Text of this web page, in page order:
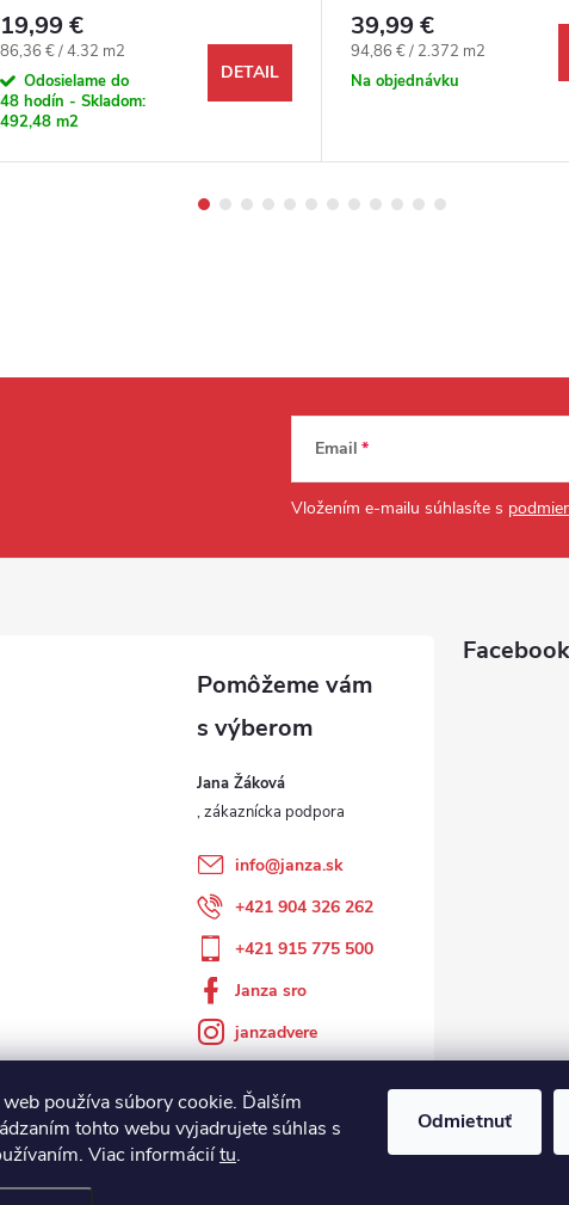
používa súbory cookie. Ďalším
tohto webu vyjadrujete súhlas s
Viac informáciítu.
Odmietnuť
19,99 €
Jednotková cena:
86,36 € / 4.32 m2
Odosielame do
48 hodín - Skladom:
492,48 m2
DETAIL
pieskový 4V
39,99 €
Jednotková cena:
94,86 € / 2.372 m2
Na objednávku
Email
Vložením e-mailu súhlasíte s
Jana Žáková
info@janza.sk
+421 904 326 262
+421 915 775 500
Janza sro
janzadvere
Facebook